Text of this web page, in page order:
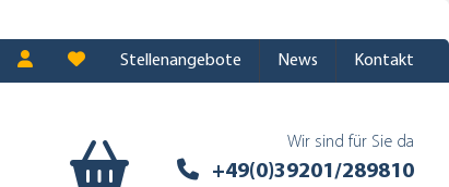
Stellenangebote News Kontakt
Wir sind für Sie da
+49(0)39201/289810